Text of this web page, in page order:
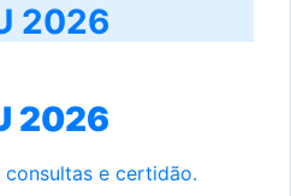
2026
2026
consultas e certidão.